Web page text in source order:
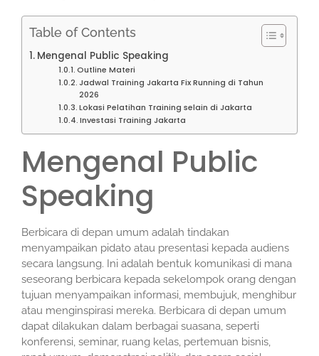
Table of Contents
Mengenal Public Speaking
Outline Materi
Jadwal Training Jakarta Fix Running di Tahun
2026
Lokasi Pelatihan Training selain di Jakarta
Investasi Training Jakarta
Mengenal Public
Speaking
Berbicara di depan umum adalah tindakan
menyampaikan pidato atau presentasi kepada audiens
secara langsung. Ini adalah bentuk komunikasi di mana
seseorang berbicara kepada sekelompok orang dengan
tujuan menyampaikan informasi, membujuk, menghibur
atau menginspirasi mereka. Berbicara di depan umum
dapat dilakukan dalam berbagai suasana, seperti
konferensi, seminar, ruang kelas, pertemuan bisnis,